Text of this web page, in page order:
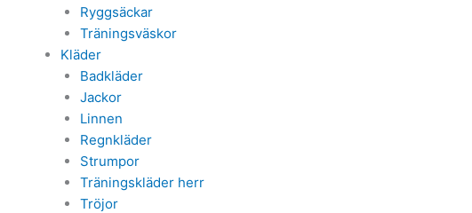
Ryggsäckar
Träningsväskor
Kläder
Badkläder
Jackor
Linnen
Regnkläder
Strumpor
Träningskläder herr
Tröjor